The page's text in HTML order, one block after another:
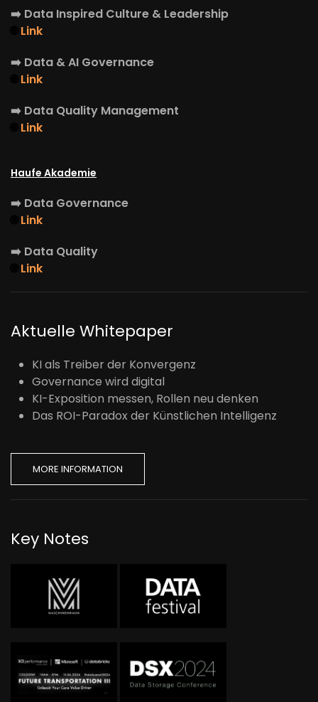
➡️ Data Inspired Culture & Leadership
Link
➡️ Data & AI Governance
Link
➡️ Data Quality Management
Link
Haufe Akademie
➡️ Data Governance
Link
➡️ Data Quality
Link
Aktuelle Whitepaper
KI als Treiber der Konvergenz
Governance wird digital
KI-Exposition messen, Rollen neu denken
Das ROI-Paradox der Künstlichen Intelligenz
MORE INFORMATION
Key Notes